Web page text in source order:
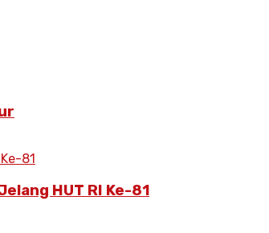
HUT RI Ke-81